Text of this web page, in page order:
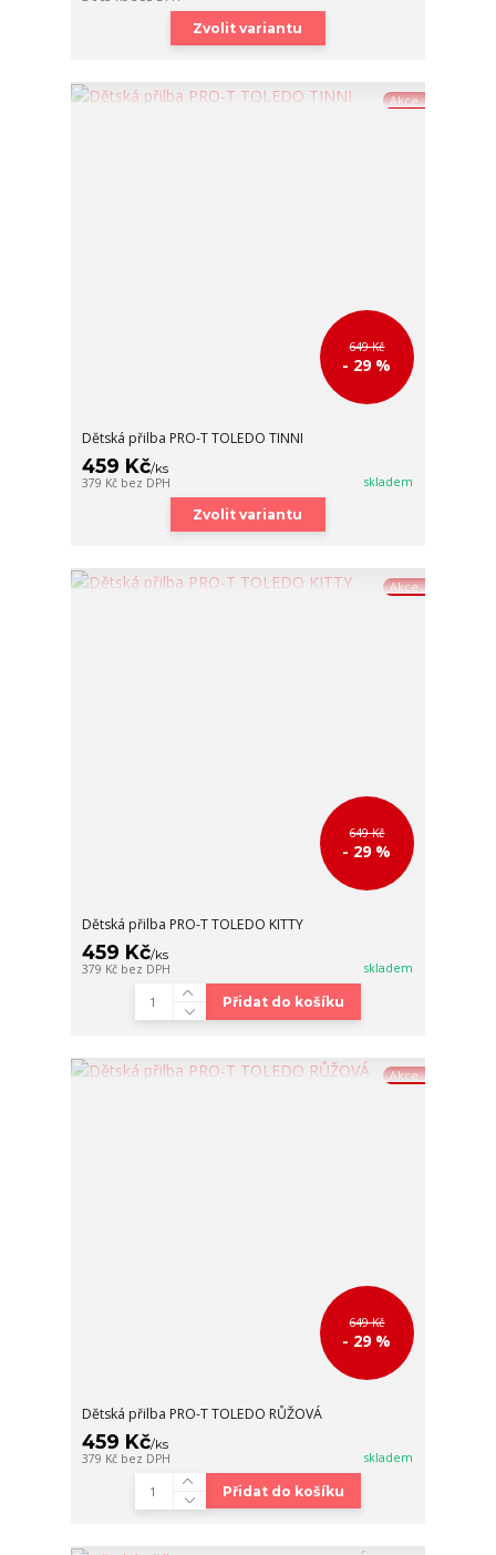
Zvolit variantu
Akce
649 Kč
- 29 %
Dětská přilba PRO-T TOLEDO TINNI
459 Kč/ks
379 Kč bez DPH skladem
Zvolit variantu
Akce
649 Kč
- 29 %
Dětská přilba PRO-T TOLEDO KITTY
459 Kč/ks
379 Kč bez DPH skladem
Přidat do košíku
Akce
649 Kč
- 29 %
Dětská přilba PRO-T TOLEDO RŮŽOVÁ
459 Kč/ks
379 Kč bez DPH skladem
Přidat do košíku